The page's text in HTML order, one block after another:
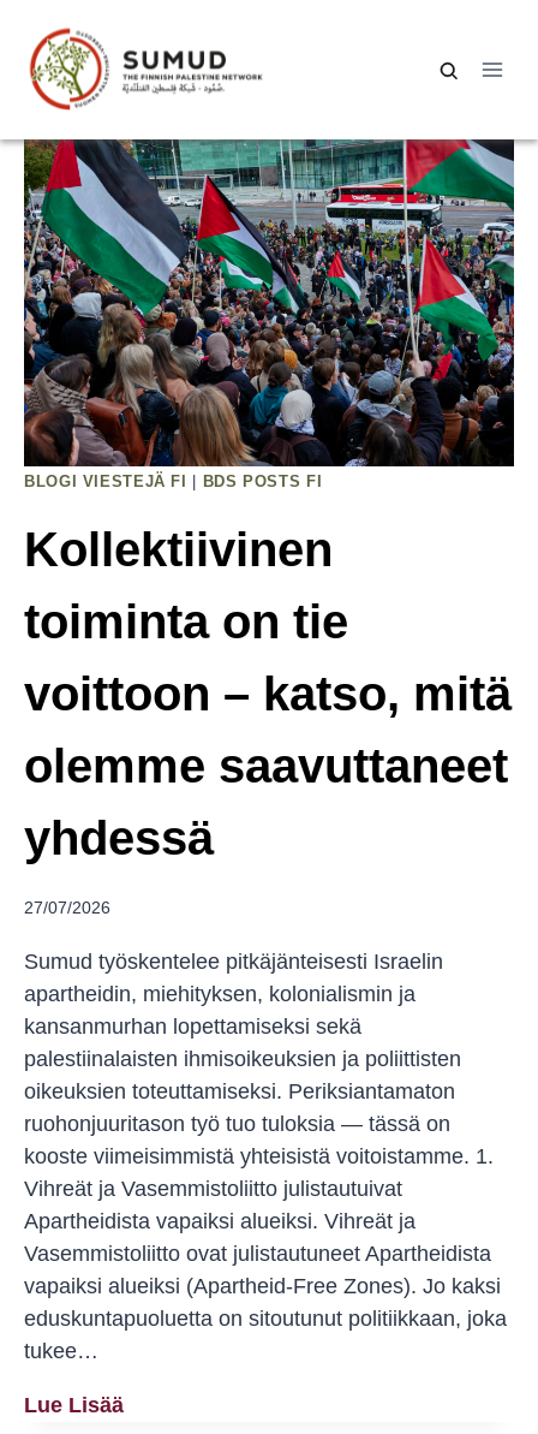
sisältöön
Haku:
BLOGI VIESTEJÄ FI BDS POSTS FI
Kollektiivinen
toiminta on tie
voittoon – katso, mitä
olemme saavuttaneet
yhdessä
27/07/2026
Sumud työskentelee pitkäjänteisesti Israelin
apartheidin, miehityksen, kolonialismin ja
kansanmurhan lopettamiseksi sekä
palestiinalaisten ihmisoikeuksien ja poliittisten
oikeuksien toteuttamiseksi. Periksiantamaton
ruohonjuuritason työ tuo tuloksia — tässä on
kooste viimeisimmistä yhteisistä voitoistamme. 1.
Vihreät ja Vasemmistoliitto julistautuivat
Apartheidista vapaiksi alueiksi. Vihreät ja
Vasemmistoliitto ovat julistautuneet Apartheidista
vapaiksi alueiksi (Apartheid-Free Zones). Jo kaksi
eduskuntapuoluetta on sitoutunut politiikkaan, joka
tukee…
Lue Lisää